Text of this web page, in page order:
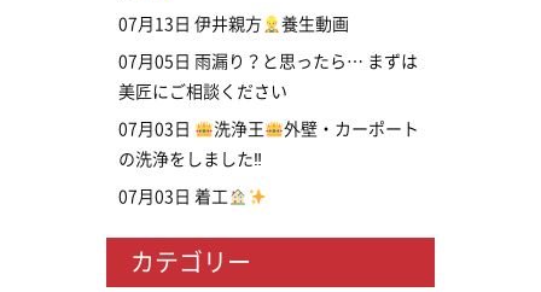
07月13日 伊井親方 養生動画
07月05日 雨漏り？と思ったら… まずは
美匠にご相談ください
07月03日 洗浄王
外壁・カーポート
の洗浄をしました‼
07月03日 着工
カテゴリー